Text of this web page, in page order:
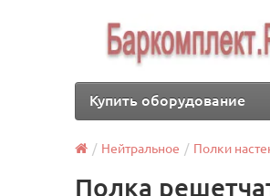
Купить оборудование
Нейтральное Полки
Полка